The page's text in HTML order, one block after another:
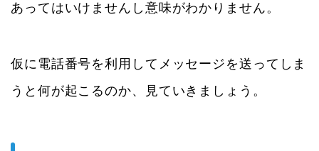
あってはいけませんし意味がわかりません。
仮に電話番号を利用してメッセージを送ってしま
うと何が起こるのか、見ていきましょう。